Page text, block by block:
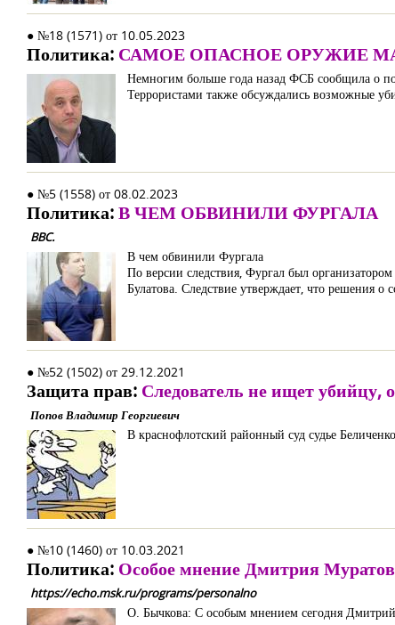
● №18 (1571) от 10.05.2023
Политика: САМОЕ ОПАСНОЕ ОРУЖИЕ
Немногим больше года назад ФСБ сообщила о
Террористами также обсуждались возможные
● №5 (1558) от 08.02.2023
Политика:В ЧЕМ ОБВИНИЛИ ФУРГАЛА
BBC.
В чем обвинили Фургала
По версии следствия, Фургал был
Булатова. Следствие утверждает, что решения
● №52 (1502) от 29.12.2021
Защита прав: Следователь не ищет убийцу,
Попов Владимир Георгиевич
В краснофлотский районный суд судье
● №10 (1460) от 10.03.2021
Политика: Особое мнение Дмитрия
https://echo.msk.ru/programs/personalno
О. Бычкова: С особым мнением сегодня